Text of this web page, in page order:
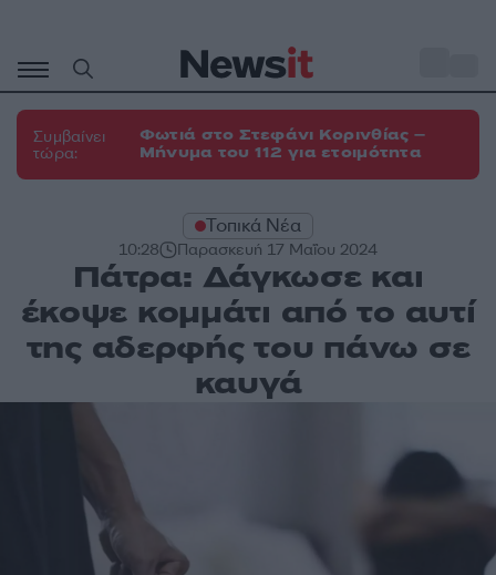
περιεχόμενο
Συμβαίνει
τώρα:
Φωτιά στο Στεφάνι Κορινθίας –
Μήνυμα του 112 για ετοιμότητα
Τοπικά Νέα
10:28 Παρασκευή 17 Μαΐου 2024
Πάτρα: Δάγκωσε και
έκοψε κομμάτι από το αυτί
της αδερφής του πάνω σε
καυγά